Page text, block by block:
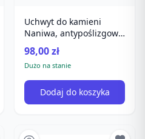
Uchwyt do kamieni
Naniwa, antypoślizgowy,
uniwersalny, do
ostrzenia
98,00 zł
Dużo na stanie
Dodaj do koszyka